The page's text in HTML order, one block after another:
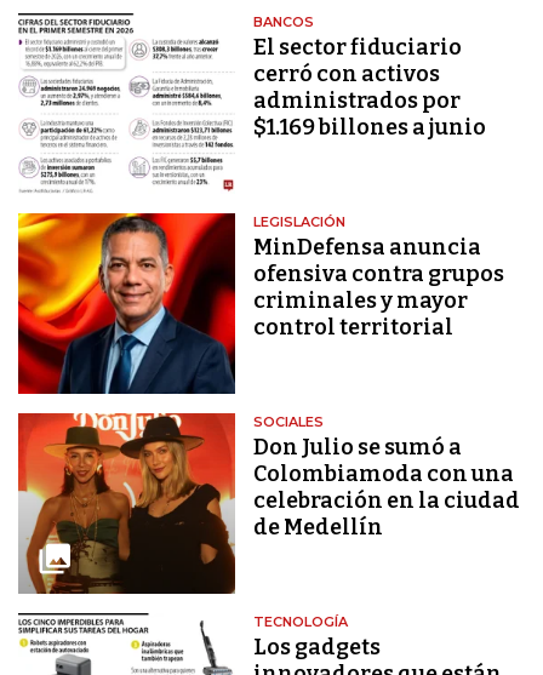
BANCOS
El sector fiduciario
cerró con activos
administrados por
$1.169 billones a junio
LEGISLACIÓN
MinDefensa anuncia
ofensiva contra grupos
criminales y mayor
control territorial
SOCIALES
Don Julio se sumó a
Colombiamoda con una
celebración en la ciudad
de Medellín
TECNOLOGÍA
Los gadgets